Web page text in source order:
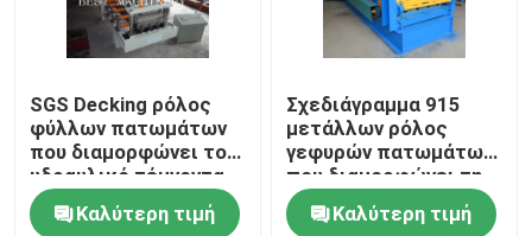
SGS Decking ρόλος
φύλλων πατωμάτων
που διαμορφώνει τον
υδραυλικό τέμνοντα
τύπο μηχανών
Καλύτερη τιμή
Σχεδιάγραμμα 915
μετάλλων ρόλος
γεφυρών πατωμάτων
που διαμορφώνει τη
δύναμη μηχανών 22kw
πάχος 0.6mm - 1.5mm
Καλύτερη τιμή